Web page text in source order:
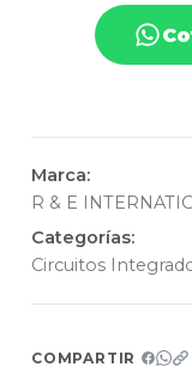
Marca:
R & E
Categorías:
Circuitos
COMPARTIR